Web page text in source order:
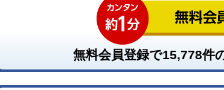
無料会員登録で15,778件